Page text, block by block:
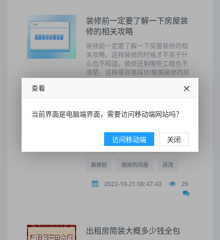
装修前一定要了解一下房屋装
修的相关攻略
装修前一定要了解一下房屋装修的相
关攻略，这样装修的时候才不至于什
么也不知道，装修还剩哪些工程也不
清楚，这样很容易踩坑!根据装修的风
格和色调购买的家具以及装饰品，这
时候就可以依次入场了，入场结束后
装修步骤 房屋 房屋装修
装修前 装修的风格 拆改
2022-10-21 08:47:43 29
出租房简装大概多少钱全包
查看
当前界面是电脑端界面，需要访问移动端网站吗？
访问移动端 关闭